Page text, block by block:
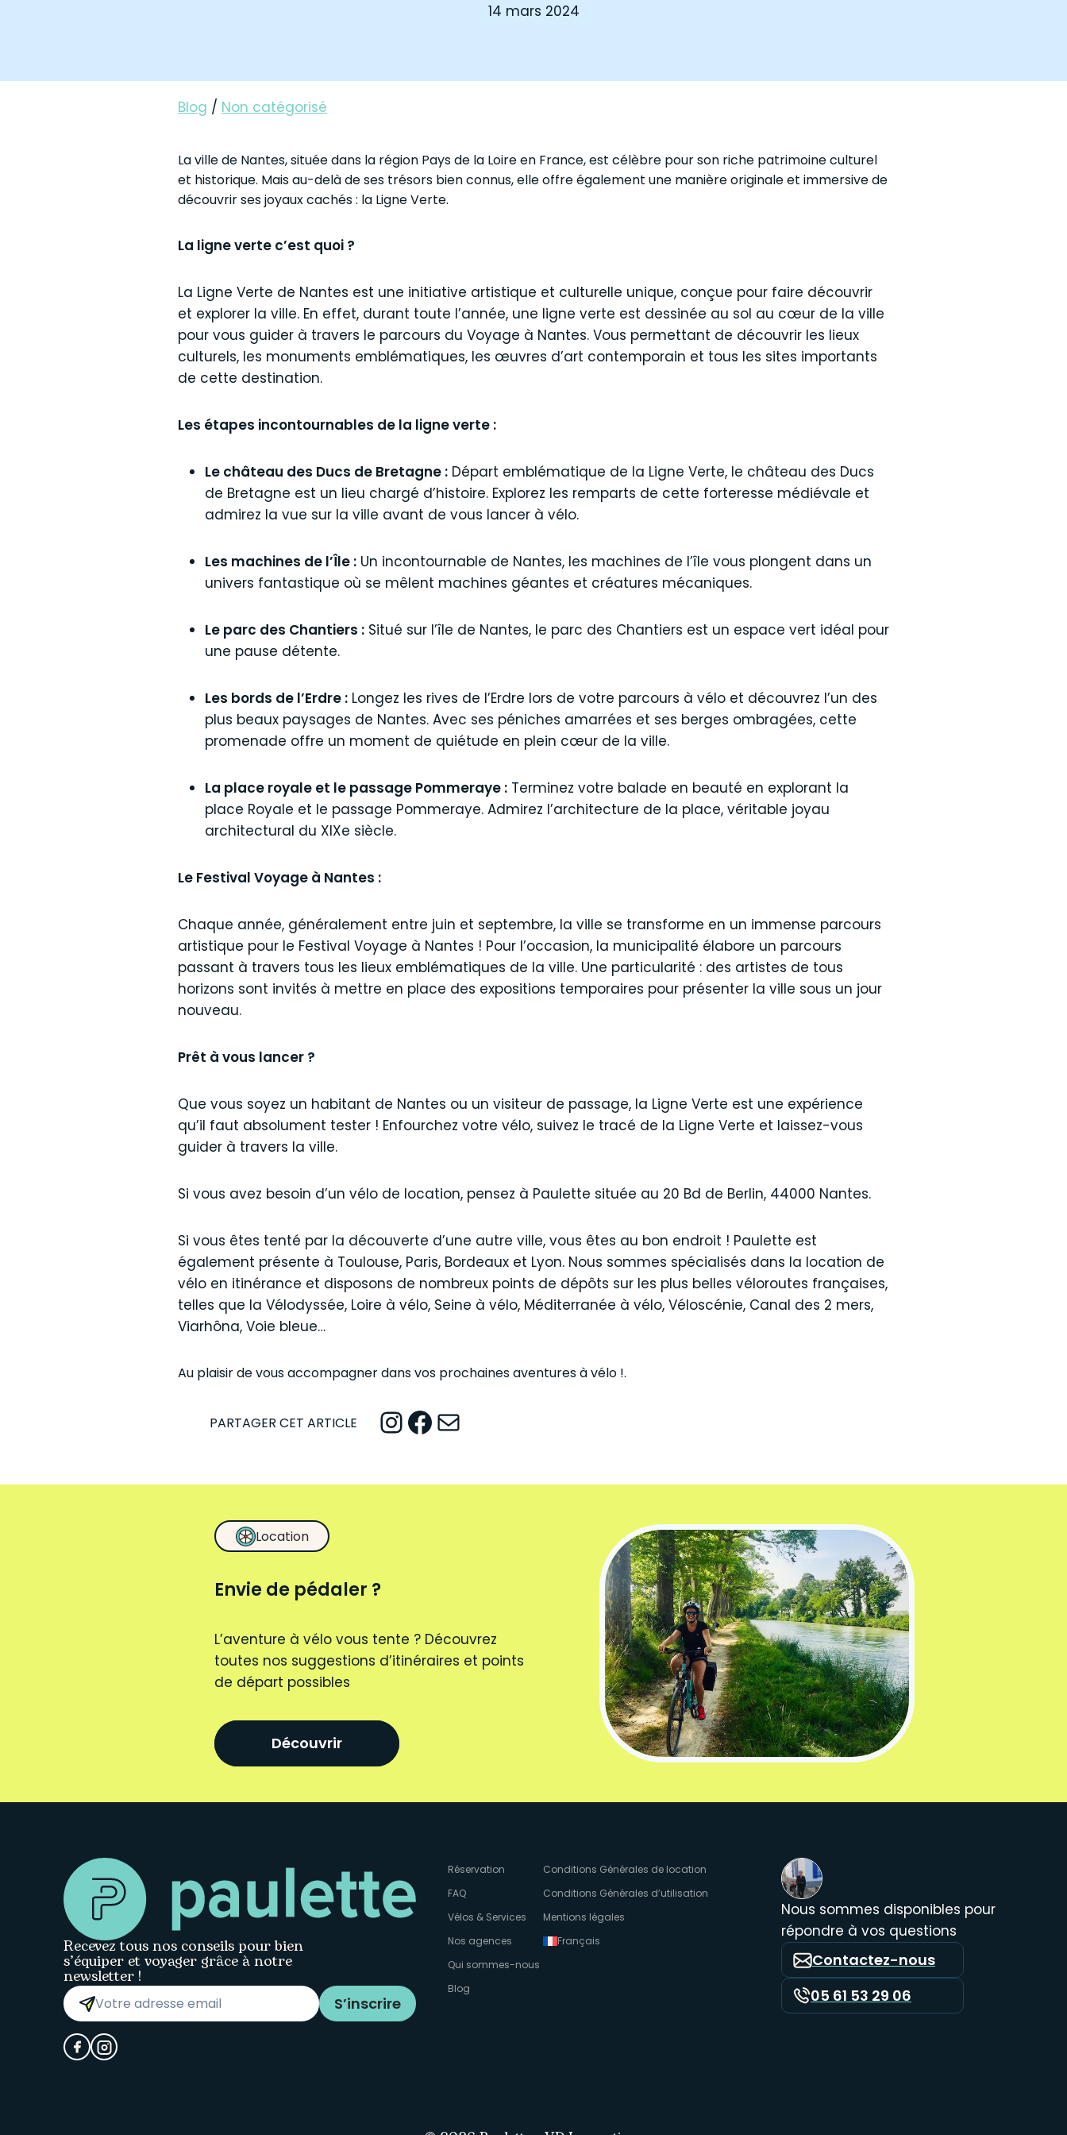
14 mars 2024
Blog / Non catégorisé
La ville de Nantes, située dans la région Pays de la Loire en France, est célèbre pour son riche patrimoine culturel
et historique. Mais au-delà de ses trésors bien connus, elle offre également une manière originale et immersive de
découvrir ses joyaux cachés : la Ligne Verte.
La ligne verte c’est quoi ?
La Ligne Verte de Nantes est une initiative artistique et culturelle unique, conçue pour faire découvrir
et explorer la ville. En effet, durant toute l’année, une ligne verte est dessinée au sol au cœur de la ville
pour vous guider à travers le parcours du Voyage à Nantes. Vous permettant de découvrir les lieux
culturels, les monuments emblématiques, les œuvres d’art contemporain et tous les sites importants
de cette destination.
Les étapes incontournables de la ligne verte :
Le château des Ducs de Bretagne : Départ emblématique de la Ligne Verte, le château des Ducs
de Bretagne est un lieu chargé d’histoire. Explorez les remparts de cette forteresse médiévale et
admirez la vue sur la ville avant de vous lancer à vélo.
Les machines de l’Île : Un incontournable de Nantes, les machines de l’île vous plongent dans un
univers fantastique où se mêlent machines géantes et créatures mécaniques.
Le parc des Chantiers : Situé sur l’île de Nantes, le parc des Chantiers est un espace vert idéal pour
une pause détente.
Les bords de l’Erdre : Longez les rives de l’Erdre lors de votre parcours à vélo et découvrez l’un des
plus beaux paysages de Nantes. Avec ses péniches amarrées et ses berges ombragées, cette
promenade offre un moment de quiétude en plein cœur de la ville.
La place royale et le passage Pommeraye : Terminez votre balade en beauté en explorant la
place Royale et le passage Pommeraye. Admirez l’architecture de la place, véritable joyau
architectural du XIXe siècle.
Le Festival Voyage à Nantes :
Chaque année, généralement entre juin et septembre, la ville se transforme en un immense parcours
artistique pour le Festival Voyage à Nantes ! Pour l’occasion, la municipalité élabore un parcours
passant à travers tous les lieux emblématiques de la ville. Une particularité : des artistes de tous
horizons sont invités à mettre en place des expositions temporaires pour présenter la ville sous un jour
nouveau.
Prêt à vous lancer ?
Que vous soyez un habitant de Nantes ou un visiteur de passage, la Ligne Verte est une expérience
qu’il faut absolument tester ! Enfourchez votre vélo, suivez le tracé de la Ligne Verte et laissez-vous
guider à travers la ville.
Si vous avez besoin d’un vélo de location, pensez à Paulette située au 20 Bd de Berlin, 44000 Nantes.
Si vous êtes tenté par la découverte d’une autre ville, vous êtes au bon endroit ! Paulette est
également présente à Toulouse, Paris, Bordeaux et Lyon. Nous sommes spécialisés dans la location de
vélo en itinérance et disposons de nombreux points de dépôts sur les plus belles véloroutes françaises,
telles que la Vélodyssée, Loire à vélo, Seine à vélo, Méditerranée à vélo, Véloscénie, Canal des 2 mers,
Viarhôna, Voie bleue…
Au plaisir de vous accompagner dans vos prochaines aventures à vélo !.
PARTAGER CET ARTICLE InstagramFacebook Mail
Location
Envie de pédaler ?
L’aventure à vélo vous tente ? Découvrez
toutes nos suggestions d’itinéraires et points
de départ possibles
Découvrir
Recevez tous nos conseils pour bien
s’équiper et voyager grâce à notre
newsletter !
S’inscrire
Réservation
FAQ
Vélos & Services
Nos agences
Qui sommes-nous
Blog
Conditions Générales de location
Conditions Générales d’utilisation
Mentions légales
Français
Nous sommes disponibles pour
répondre à vos questions
Contactez-nous
05 61 53 29 06